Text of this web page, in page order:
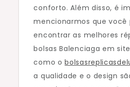
conforto. Além disso, é
mencionarmos que você
encontrar as melhores
bolsas Balenciaga em
como o
a qualidade e o design